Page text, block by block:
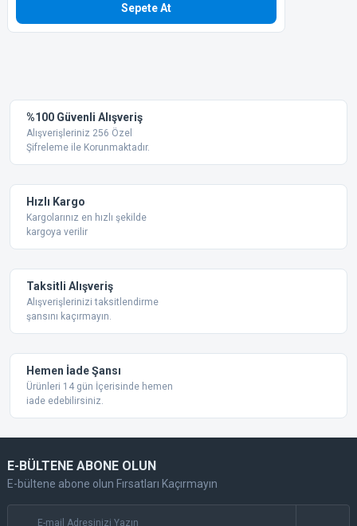
Sepete At
%100 Güvenli Alışveriş
Alışverişleriniz 256 Özel
Şifreleme ile Korunmaktadır.
Hızlı Kargo
Kargolarınız en hızlı şekilde
kargoya verilir
Taksitli Alışveriş
Alışverişlerinizi taksitlendirme
şansını kaçırmayın.
Hemen İade Şansı
Ürünleri 14 gün İçerisinde hemen
iade edebilirsiniz.
E-BÜLTENE ABONE OLUN
E-bültene abone olun Fırsatları Kaçırmayın